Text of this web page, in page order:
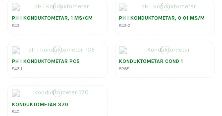
PH I KONDUKTOMETAR, 1 ΜS/CM
843
PH I KONDUKTOMETAR, 0.01 ΜS/M
843-2
PH I KONDUKTOMETAR PC5
843-1
KONDUKTOMETAR COND 1
5268
KONDUKTOMETAR 370
840